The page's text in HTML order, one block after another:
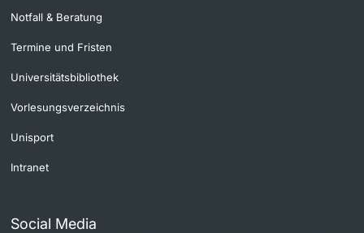
Notfall & Beratung
Termine und Fristen
Universitätsbibliothek
Vorlesungsverzeichnis
Unisport
Intranet
Social Media